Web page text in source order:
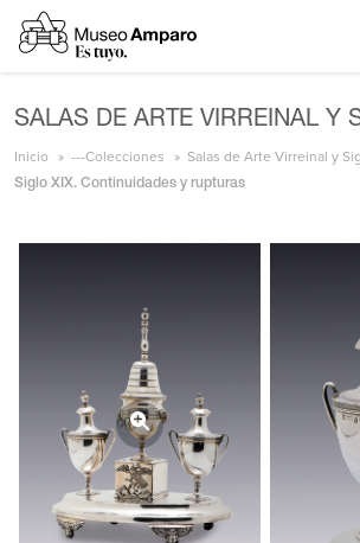
SALAS DE ARTE VIRREINAL Y
Inicio ---Colecciones Salas de Arte Virreinal y
Siglo XIX. Continuidades y rupturas